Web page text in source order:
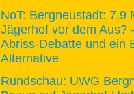
NoT: Bergneustadt: 7,9
Jägerhof vor dem Aus?
Abriss-Debatte und ein
Alternative
Rundschau: UWG